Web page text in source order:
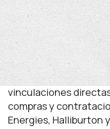
Más de 100
certificadas
rondas de
Desde Centro PyME-
una jornada que
vinculaciones
compras y
Energies, Halliburton